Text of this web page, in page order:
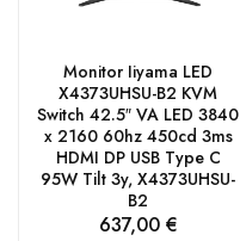
Monitor Iiyama LED
X4373UHSU-B2 KVM
Switch 42.5″ VA LED 3840
x 2160 60hz 450cd 3ms
HDMI DP USB Type C
95W Tilt 3y, X4373UHSU-
B2
637,00 €